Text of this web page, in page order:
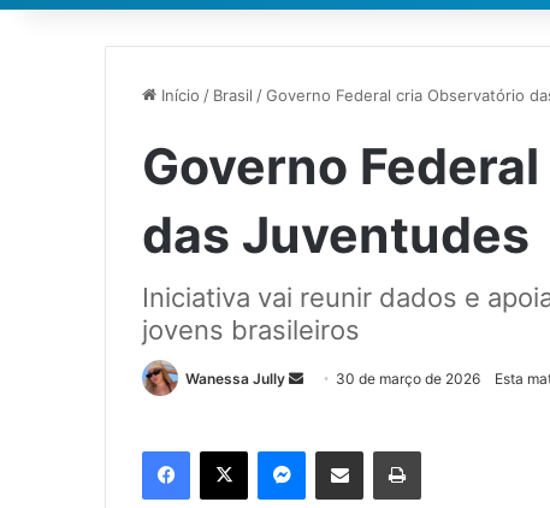
Início / Brasil /Governo Federal cria Observatório
Governo
das Juventudes
Iniciativa vai reunir dados e
jovens brasileiros
Wanessa Jully
e
30 de março de 2026
Esta